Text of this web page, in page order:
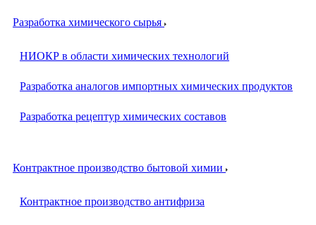
Разработка химического сырья
НИОКР в области химических технологий
Разработка аналогов импортных химических продуктов
Разработка рецептур химических составов
Контрактное производство бытовой химии
Контрактное производство антифриза